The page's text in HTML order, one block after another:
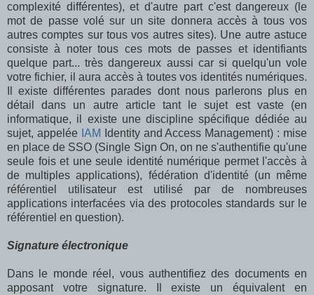
complexité différentes), et d'autre part c'est dangereux (le
mot de passe volé sur un site donnera accès à tous vos
autres comptes sur tous vos autres sites). Une autre astuce
consiste à noter tous ces mots de passes et identifiants
quelque part... très dangereux aussi car si quelqu'un vole
votre fichier, il aura accès à toutes vos identités numériques.
Il existe différentes parades dont nous parlerons plus en
détail dans un autre article tant le sujet est vaste (en
informatique, il existe une discipline spécifique dédiée au
sujet, appelée IAM
Identity and Access Management) : mise
en place de SSO (Single Sign On, on ne s'authentifie qu'une
seule fois et une seule identité numérique permet l'accès à
de multiples applications), fédération d'identité (un même
référentiel utilisateur est utilisé par de nombreuses
applications interfacées via des protocoles standards sur le
référentiel en question).
Signature électronique
Dans le monde réel, vous authentifiez des documents en
apposant votre signature. Il existe un équivalent en